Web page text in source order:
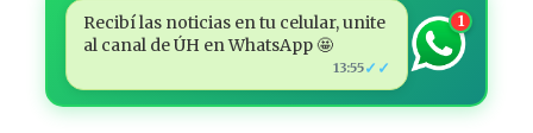
Recibí las noticias en tu celular, unite
al canal de ÚH en WhatsApp 🤩
13:55✓✓
1